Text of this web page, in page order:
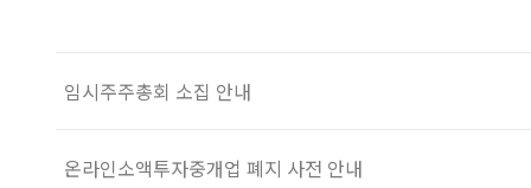
임시주주총회 소집 안내
온라인소액투자중개업 폐지 사전 안내